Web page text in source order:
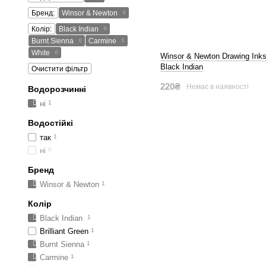
Winsor & Newton Drawing
Black Indian
220₴ Немає в наявності
Бренд:
Winsor & Newton
Колір:
Black Indian
Burnt Sienna
Carmine
White
Очистити фільтр
Водорозчинні
ні 1
Водостійкі
так 1
ні 0
Бренд
Winsor & Newton 1
Колір
Black Indian 1
Brilliant Green 1
Burnt Sienna 1
Carmine 1